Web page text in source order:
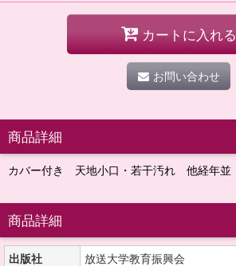
カートに入れる
お問い合わせ
商品詳細
カバー付き 天地小口・若干汚れ 他経年並
商品詳細
出版社
放送大学教育振興会